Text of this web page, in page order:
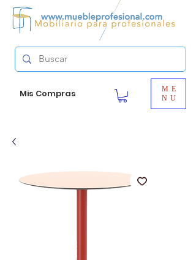
Mis Compras
ME
NU